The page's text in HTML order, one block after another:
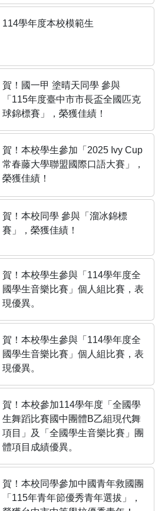
114學年度本校模範生
賀！國一甲 塗晴天同學 參與
「115年度臺中市市長盃全國匹克
球錦標賽」，榮獲佳績！
賀！本校學生參加「2025 Ivy Cup
常春藤大學聯盟國際口語大賽」，
榮獲佳績！
賀！本校同學 參與「溜冰錦標
賽」，榮獲佳績！
賀！本校學生參與「114學年度全
國學生音樂比賽」個人組比賽，表
現優異。
賀！本校學生參與「114學年度全
國學生音樂比賽」個人組比賽，表
現優異。
賀！本校參加114學年度「全國學
生舞蹈比賽國中團體B乙組現代舞
項目」及「全國學生音樂比賽」團
體項目成績優異。
賀！本校同學參加中國青年救國團
「115年青年節優秀青年選拔」，